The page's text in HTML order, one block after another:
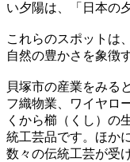
い夕陽は、「日本の
これらのスポットは
自然の豊かさを象徴
貝塚市の産業をみる
フ織物業、ワイヤロ
くから櫛（くし）の
統工芸品です。ほか
数々の伝統工芸が受